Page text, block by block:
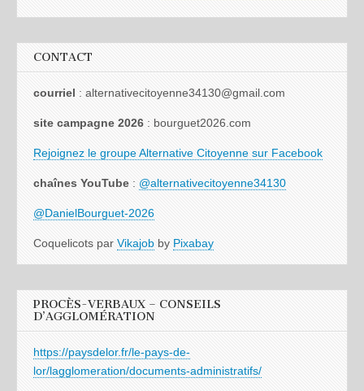
CONTACT
courriel : alternativecitoyenne34130@gmail.com
site campagne 2026 : bourguet2026.com
Rejoignez le groupe Alternative Citoyenne sur Facebook
chaînes YouTube : @alternativecitoyenne34130
@DanielBourguet-2026
Coquelicots par Vikajob by Pixabay
PROCÈS-VERBAUX – CONSEILS
D’AGGLOMÉRATION
https://paysdelor.fr/le-pays-de-
lor/lagglomeration/documents-administratifs/